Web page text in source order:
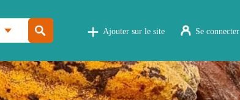
Ajouter sur le site Se connecter